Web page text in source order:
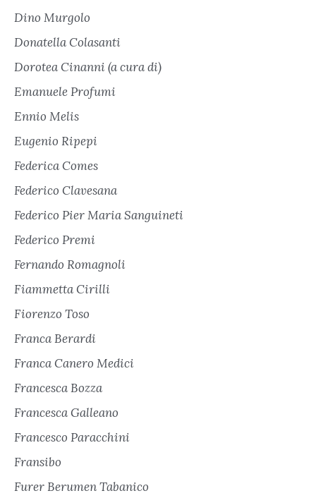
Dino Murgolo
Donatella Colasanti
Dorotea Cinanni (a cura di)
Emanuele Profumi
Ennio Melis
Eugenio Ripepi
Federica Comes
Federico Clavesana
Federico Pier Maria Sanguineti
Federico Premi
Fernando Romagnoli
Fiammetta Cirilli
Fiorenzo Toso
Franca Berardi
Franca Canero Medici
Francesca Bozza
Francesca Galleano
Francesco Paracchini
Fransibo
Furer Berumen Tabanico